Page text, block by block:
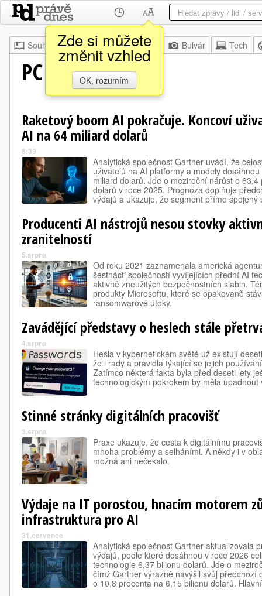
Zde si můžete
změnit vzhled
OK, rozumím
Souhrn Moje Z domova Bulvár Tech
PC World
Raketový boom AI pokračuje. Koncoví
AI na 64 miliard dolarů
8:39
Analytická společnost Gartner uvádí, že
uživatelů na AI platformy a modely
miliard dolarů. Jde o meziroční nárůst o
dolarů v roce 2025. Prognóza doplňuje
výdajů a ukazuje, že segment přímo
Producenti AI nástrojů nesou stovky
zranitelností
5.srpna
Od roku 2021 zaznamenala americká
šestnácti společností vyvíjejících přední AI
aktivně zneužitých bezpečnostních slabin.
produkty Microsoftu, které se opakovaně
ransomwarové útoky.
Zavádějící představy o heslech stále
4.srpna
Hesla v kybernetickém světě už existují
že i rady a pravidla týkající se jejich
Zatímco některá fakta byla před deseti lety
technologickým pokrokem by měla upadnout
Stinné stránky digitálních pracovišť
3.srpna
Praxe ukazuje, že cesta k digitálnímu
mnoha problémy a selháními. A někdy i v
možná ani nečekalo.
Výdaje na IT porostou, hnacím motorem
infrastruktura pro AI
31.července
Analytická společnost Gartner aktualizovala
výdajů, podle které dosáhnou v roce 2026
technologie 6,37 bilionu dolarů. Jde o
čímž Gartner výrazně navýšil svůj předchozí
o 10,8 procenta na 6,15 bilionu dolarů.